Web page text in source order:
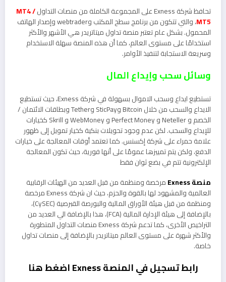
تحافظ شركة Exness على المجموعة الكاملة من منصات التداول
MT4 /
MT5
، والتي تتكون من برنامج سطح المكتب وwebtrader وإصدار الهاتف
المحمول. بشكل عام تعتبر منصة تداول ميتاتريدر هي الأشهر والأكثر
استخدامًا على مستوى العالم، كما أن هذه المنصة سهلة الاستخدام
وسريعة الاستجابة لتنفيذ الأوامر.
وسائل سحب وإيداع المال
تستطيع ايداع وسحب الاموال بسهولة في شركة Exness، حيث تستطيع
الايداع والسحب من خلال Bitcoin وSticPay وTether وبطاقات الائتمان /
الخصم و Neteller و Perfect Money و WebMoney و Skrill كخيارات
للإيداع والسحب. لكن عدم وجود تحويلات بنكية كخيار تمويل إلى ظهور
علامة حمراء على شركة إكسنس. كما تعتمد أوقات المعالجة على خيارات
الدفع، ولكن يتم تمييزها عمومًا على أنها فورية، حيث تكون المعالجة
الإلكترونية تتم في بضع ثوان فقط
منصة Exness
مرخصة ومنظمة من قبل العديد من الهيئات الرقابية
العالمية والمشهود لها بالقوة والحزم، حيث ان شركة Exness مرخصة
ومنظمة من قبل هيئة الأوراق المالية والبورصة القبرصية (CySEC)،
بالإضافة إلى هيئة الإدارة المالية (FCA)، هذا بالإضافة الي العديد من
التراخيص الأخرى، كما تدعم شركة Exness منصات التداول المتطورة
والأكثر شهرة على مستوى العالم ميتاتريدر بالإضافة إلى منصات تداول
خاصة.
رابط تسجيل في المنصة Exness اضغط هنا